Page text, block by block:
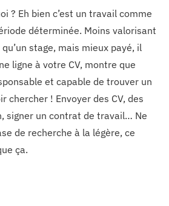
? Eh bien c’est un travail comme
déterminée. Moins valorisant
stage, mais mieux payé, il
ligne à votre CV, montre que
et capable de trouver un
chercher ! Envoyer des CV, des
signer un contrat de travail… Ne
de recherche à la légère, ce
ça.